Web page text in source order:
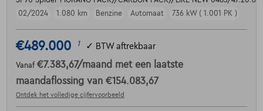
02/2024
1.080 km Benzine Automaat 736 kW ( 1.001 PK )
€489.000 1 ✓ BTW aftrekbaar
Vanaf €7.383,67/maand met een laatste
maandaflossing van €154.083,67
Ontdek het volledige cijfervoorbeeld